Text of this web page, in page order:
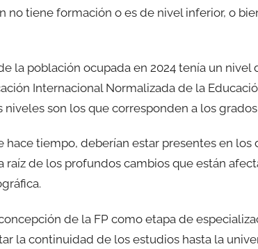
no tiene formación o es de nivel inferior, o
la población ocupada en 2024 tenía un
Internacional Normalizada de la
niveles son los que corresponden a los
hace tiempo, deberían estar presentes en
raíz de los profundos cambios que están
de la FP como etapa de
la continuidad de los estudios hasta la